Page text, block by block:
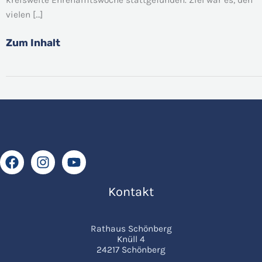
vielen […]
Engagement
Zum Inhalt
Kontakt
Rathaus Schönberg
Knüll 4
24217 Schönberg